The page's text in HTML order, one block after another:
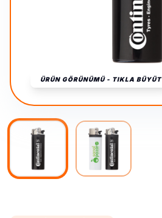
ÜRÜN GÖRÜNÜMÜ - TIKLA BÜYÜT